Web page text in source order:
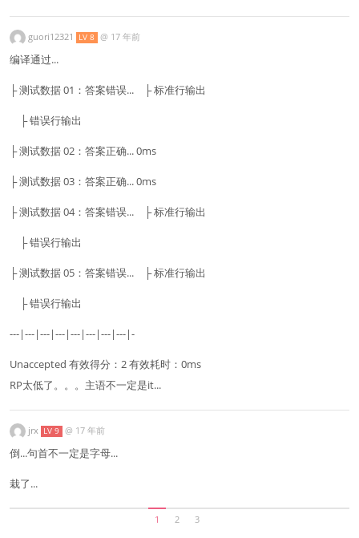
guori12321 LV 8 @ 17 年前
编译通过...
├ 测试数据 01：答案错误... ├ 标准行输出
├ 错误行输出
├ 测试数据 02：答案正确... 0ms
├ 测试数据 03：答案正确... 0ms
├ 测试数据 04：答案错误... ├ 标准行输出
├ 错误行输出
├ 测试数据 05：答案错误... ├ 标准行输出
├ 错误行输出
---|---|---|---|---|---|---|---|-
Unaccepted 有效得分：2 有效耗时：0ms
RP太低了。。。主语不一定是it...
jrx LV 9 @ 17 年前
倒...句首不一定是字母...
栽了...
1 2 3